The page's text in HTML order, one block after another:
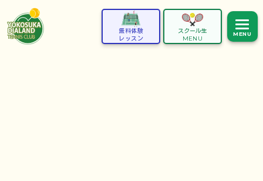
無料体験
レッスン
スクール生
MENU
MENU